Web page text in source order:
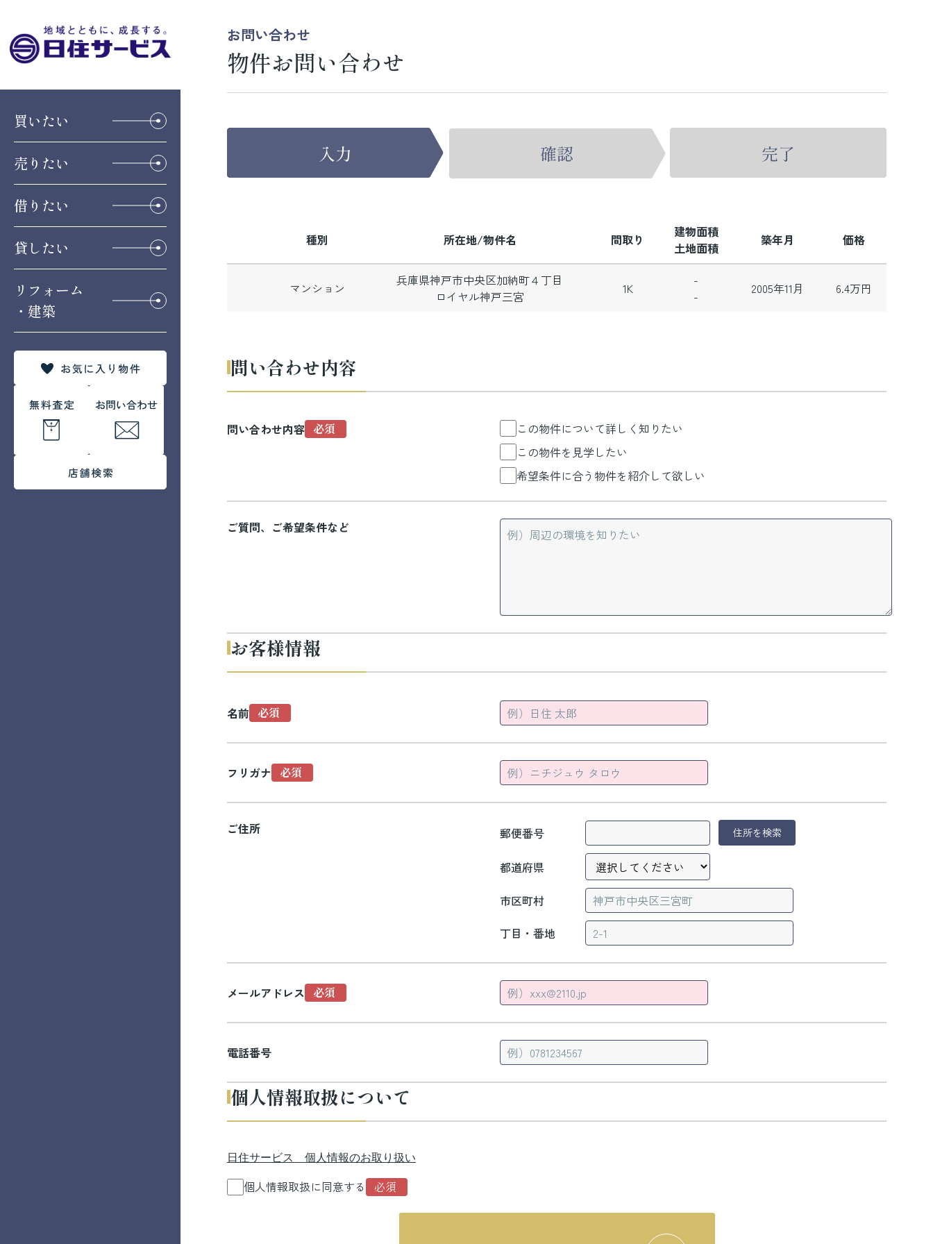
買いたい
売りたい
借りたい
貸したい
リフォーム
・建築
お問い合わせ
物件お問い合わせ
種別 所在地/物件名 間取り
建物面積
土地面積
築年月 価格
マンション
兵庫県神戸市中央区加納町４丁目
ロイヤル神戸三宮
1K
-
-
2005年11月 6.4万円
問い合わせ内容
問い合わせ内容
この物件について詳しく知りたい
この物件を見学したい
希望条件に合う物件を紹介して欲しい
ご質問、ご希望条件など
お客様情報
名前
フリガナ
ご住所 郵便番号 住所を検索
都道府県
市区町村
丁目・番地
メールアドレス
電話番号
個人情報取扱について
日住サービス 個人情報のお取り扱い
個人情報取扱に同意する